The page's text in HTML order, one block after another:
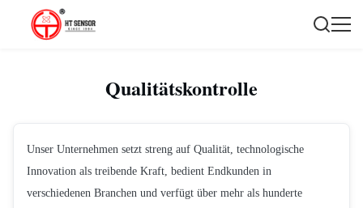
Qualitätskontrolle
Unser Unternehmen setzt streng auf Qualität, technologische
Innovation als treibende Kraft, bedient Endkunden in
verschiedenen Branchen und verfügt über mehr als hunderte